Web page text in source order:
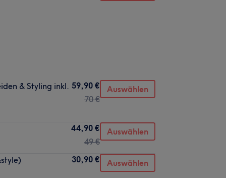
& Styling inkl. 59,90 €
70 €
Auswählen
44,90 €
49 €
Auswählen
30,90 € Auswählen